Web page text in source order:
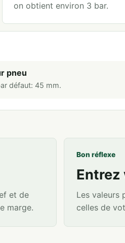
on obtient environ 3 bar.
pneu
défaut: 45 mm.
et de
marge.
Bon réflexe
Entrez
Les valeurs
celles de